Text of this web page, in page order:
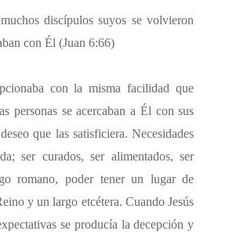
discípulos suyos se volvieron
con Él (Juan 6:66)
con la misma facilidad que
personas se acercaban a Él con sus
que las satisficiera. Necesidades
ser curados, ser alimentados, ser
romano, poder tener un lugar de
y un largo etcétera. Cuando Jesús
se producía la decepción y